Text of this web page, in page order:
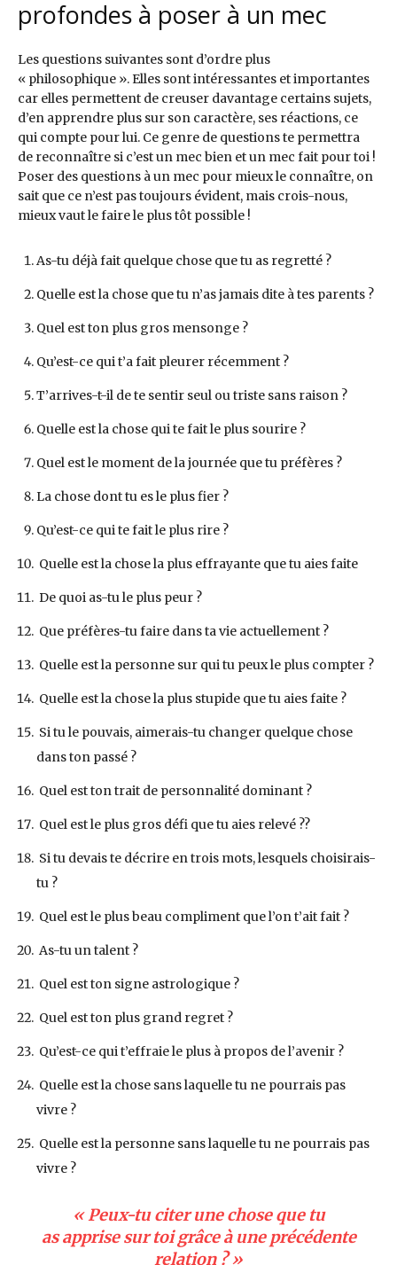
profondes à poser à un mec
Les questions suivantes sont d’ordre plus
« philosophique ». Elles sont intéressantes et importantes
car elles permettent de creuser davantage certains sujets,
d’en apprendre plus sur son caractère, ses réactions, ce
qui compte pour lui. Ce genre de questions te permettra
de reconnaître si c’est un mec bien et un mec fait pour toi !
Poser des questions à un mec pour mieux le connaître, on
sait que ce n’est pas toujours évident, mais crois-nous,
mieux vaut le faire le plus tôt possible !
As-tu déjà fait quelque chose que tu as regretté ?
Quelle est la chose que tu n’as jamais dite à tes parents ?
Quel est ton plus gros mensonge ?
Qu’est-ce qui t’a fait pleurer récemment ?
T’arrives-t-il de te sentir seul ou triste sans raison ?
Quelle est la chose qui te fait le plus sourire ?
Quel est le moment de la journée que tu préfères ?
La chose dont tu es le plus fier ?
Qu’est-ce qui te fait le plus rire ?
Quelle est la chose la plus effrayante que tu aies faite
De quoi as-tu le plus peur ?
Que préfères-tu faire dans ta vie actuellement ?
Quelle est la personne sur qui tu peux le plus compter ?
Quelle est la chose la plus stupide que tu aies faite ?
Si tu le pouvais, aimerais-tu changer quelque chose
dans ton passé ?
Quel est ton trait de personnalité dominant ?
Quel est le plus gros défi que tu aies relevé ??
Si tu devais te décrire en trois mots, lesquels choisirais-
tu ?
Quel est le plus beau compliment que l’on t’ait fait ?
As-tu un talent ?
Quel est ton signe astrologique ?
Quel est ton plus grand regret ?
Qu’est-ce qui t’effraie le plus à propos de l’avenir ?
Quelle est la chose sans laquelle tu ne pourrais pas
vivre ?
Quelle est la personne sans laquelle tu ne pourrais pas
vivre ?
« Peux-tu citer une chose que tu
as apprise sur toi grâce à une précédente
relation ? »